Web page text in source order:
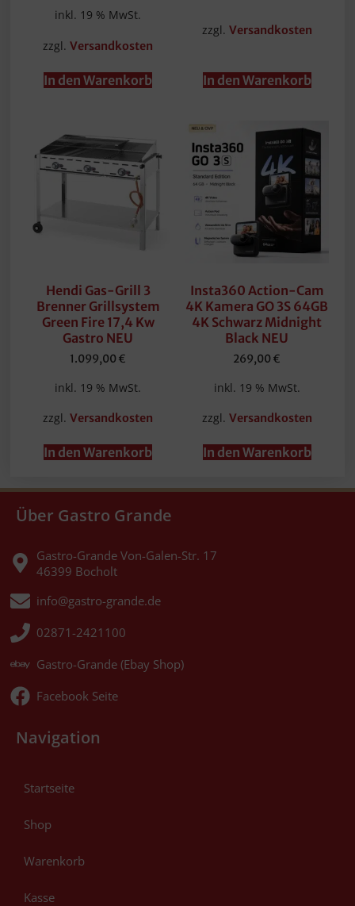
inkl. 19 % MwSt.
zzgl.Versandkosten
In den Warenkorb
zzgl. Versandkosten
In den Warenkorb
Hendi Gas-Grill 3
Brenner Grillsystem
Green Fire 17,4 Kw
Gastro NEU
1.099,00 €
inkl. 19 % MwSt.
zzgl.Versandkosten
In den Warenkorb
Insta360 Action-Cam
4K Kamera GO 3S 64GB
4K Schwarz Midnight
Black NEU
269,00 €
inkl. 19 % MwSt.
zzgl. Versandkosten
In den Warenkorb
Über Gastro Grande
Gastro-Grande Von-Galen-Str. 17
46399 Bocholt
info@gastro-grande.de
02871-2421100
Gastro-Grande (Ebay Shop)
Facebook Seite
Navigation
Startseite
Shop
Warenkorb
Kasse